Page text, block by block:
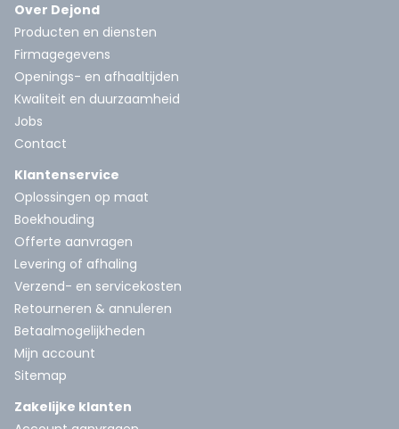
Over Dejond
Producten en diensten
Firmagegevens
Openings- en afhaaltijden
Kwaliteit en duurzaamheid
Jobs
Contact
Klantenservice
Oplossingen op maat
Boekhouding
Offerte aanvragen
Levering of afhaling
Verzend- en servicekosten
Retourneren & annuleren
Betaalmogelijkheden
Mijn account
Sitemap
Zakelijke klanten